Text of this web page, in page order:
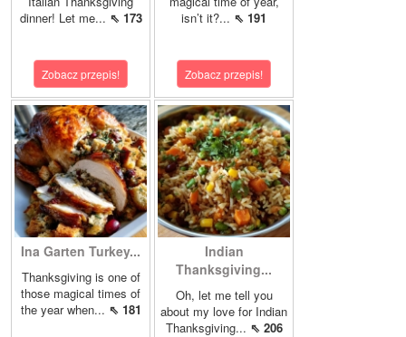
dinner! Let me... ⇖ 173
Zobacz przepis!
isn’t it?... ⇖ 191
Zobacz przepis!
Ina Garten Turkey...
Thanksgiving is one of
those magical times of
the year when... ⇖ 181
Indian
Thanksgiving...
Oh, let me tell you
about my love for Indian
Thanksgiving... ⇖ 206